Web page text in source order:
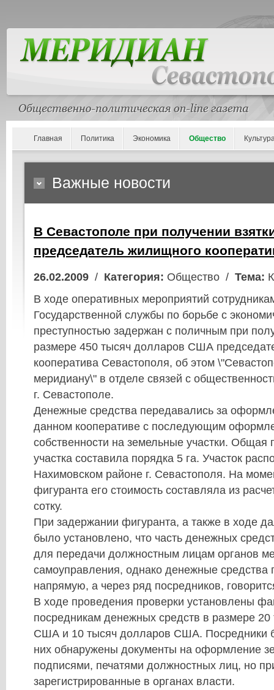
Главная Политика Экономика Общество
Важные новости
В Севастополе при получении
председатель жилищного
26.02.2009 / Категория: Общество / Тема:
В ходе оперативных мероприятий
Государственной службы по борьбе с
преступностью задержан с поличным при
размере 450 тысяч долларов США
кооператива Севастополя, об этом
меридиану\" в отделе связей с
г. Севастополе.
Денежные средства передавались за
данном кооперативе с последующим
собственности на земельные участки. Общая
участка составила порядка 5 га. Участок
Нахимовском районе г. Севастополя. На
фигуранта его стоимость составляла из
сотку.
При задержании фигуранта, а также в ходе
было установлено, что часть денежных
для передачи должностным лицам органов
самоуправления, однако денежные средства
напрямую, а через ряд посредников,
В ходе проведения проверки установлены
посредникам денежных средств в размере
США и 10 тысяч долларов США. Посредники
них обнаружены документы на оформление
подписями, печатями должностных лиц, но
зарегистрированные в органах власти.